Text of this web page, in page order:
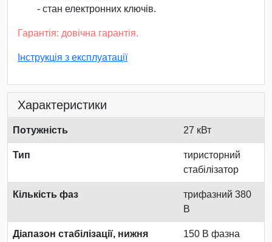
- стан електронних ключів.
Гарантія: довічна гарантія.
Інструкція з експлуатації
Характеристики
Потужність 27 кВт
Тип
тиристорний
стабілізатор
Кількість фаз
трифазний 380
В
Діапазон стабілізації, нижня
150 В фазна